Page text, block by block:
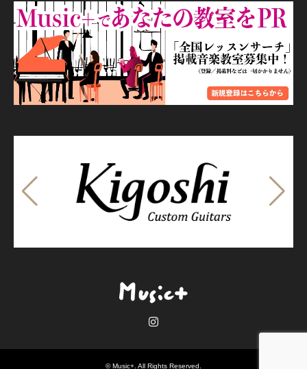
©Music+ . All Rights Reserved.